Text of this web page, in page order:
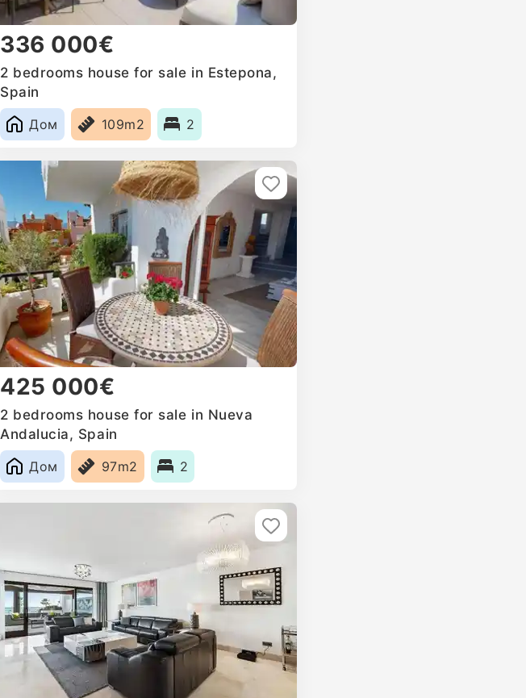
336 000€
2 bedrooms house for sale in Estepona,
Spain
Дом
109m2 2
425 000€
2 bedrooms house for sale in Nueva
Andalucia, Spain
Дом
97m2 2